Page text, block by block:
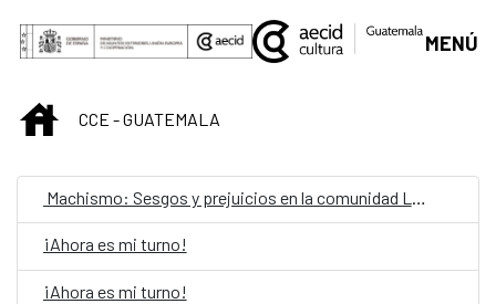
Saut au contenu principal
MENÚ
INICIOCCE - GUATEMALA
Machismo: Sesgos y prejuicios en la comunidad LGBTIQ
¡Ahora es mi turno!
¡Ahora es mi turno!